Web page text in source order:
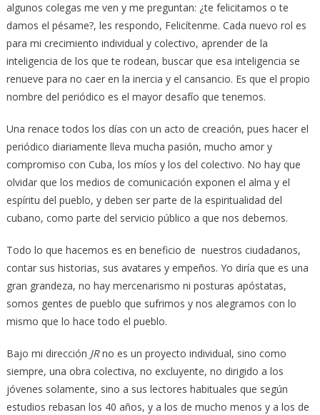
algunos colegas me ven y me preguntan: ¿te felicitamos o te
damos el pésame?, les respondo, Felicítenme. Cada nuevo rol es
para mi crecimiento individual y colectivo, aprender de la
inteligencia de los que te rodean, buscar que esa inteligencia se
renueve para no caer en la inercia y el cansancio. Es que el propio
nombre del periódico es el mayor desafío que tenemos.
Una renace todos los días con un acto de creación, pues hacer el
periódico diariamente lleva mucha pasión, mucho amor y
compromiso con Cuba, los míos y los del colectivo. No hay que
olvidar que los medios de comunicación exponen el alma y el
espíritu del pueblo, y deben ser parte de la espiritualidad del
cubano, como parte del servicio público a que nos debemos.
Todo lo que hacemos es en beneficio de nuestros ciudadanos,
contar sus historias, sus avatares y empeños. Yo diría que es una
gran grandeza, no hay mercenarismo ni posturas apóstatas,
somos gentes de pueblo que sufrimos y nos alegramos con lo
mismo que lo hace todo el pueblo.
Bajo mi dirección JRno es un proyecto individual, sino como
siempre, una obra colectiva, no excluyente, no dirigido a los
jóvenes solamente, sino a sus lectores habituales que según
estudios rebasan los 40 años, y a los de mucho menos y a los de